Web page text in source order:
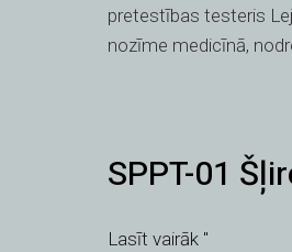
pretestības testeris
nozīme medicīnā,
SPPT-01
01
pozitīvā
Lasīt vairāk "